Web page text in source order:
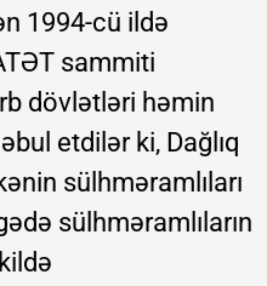
1994-cü ildə
sammiti
dövlətləri həmin
etdilər ki, Dağlıq
sülhməramlıları
sülhməramlıların